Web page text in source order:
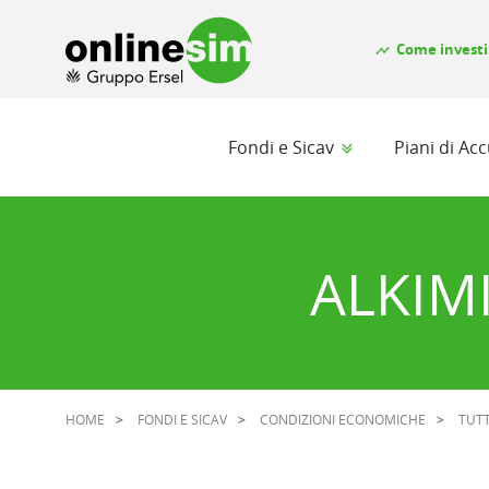
timeline Come
Fondi e Sicav Piani di
HOME FONDI E SICAV CONDIZIONI ECONOMICHE